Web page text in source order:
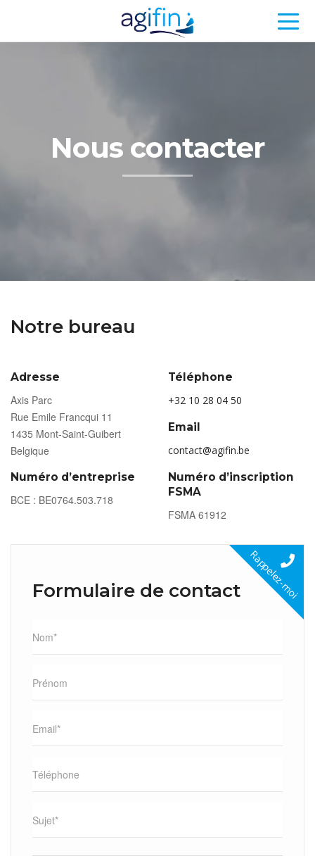
Nous contacter
Notre bureau
Adresse
Axis Parc
Rue Emile Francqui 11
1435 Mont-Saint-Guibert
Belgique
Numéro d’entreprise
BCE : BE0764.503.718
Téléphone
+32 10 28 04 50
Email
contact@agifin.be
Numéro d’inscription
FSMA
FSMA 61912
Rappelez-moi
Formulaire de contact